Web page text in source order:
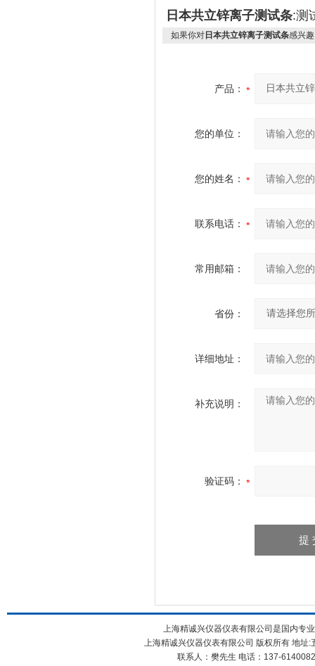
日本共立锌离子测试条:测
如果你对 日本共立锌离子测试条感兴
产品：
您的单位：
您的姓名：
联系电话：
常用邮箱：
省份：
详细地址：
补充说明：
验证码：
上海精诚兴仪器仪表有限公司是国内专
上海精诚兴仪器仪表有限公司 版权所有 地
联系人：樊先生 电话：137-